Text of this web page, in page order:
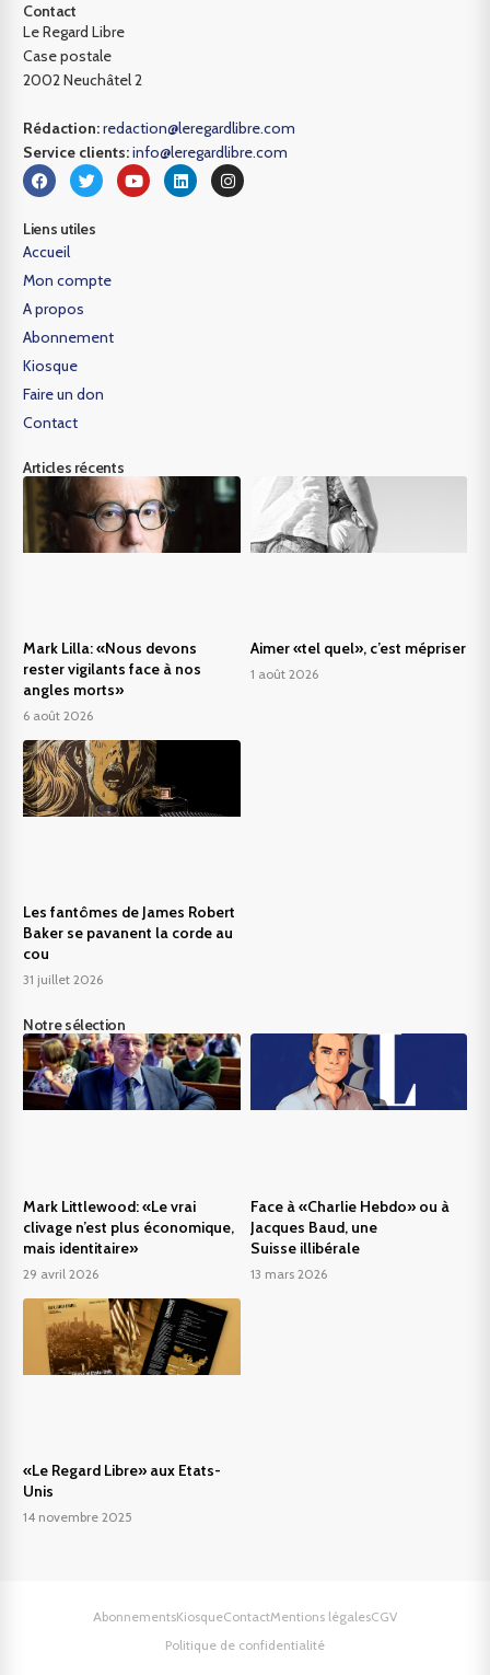
Contact
Le Regard Libre
Case postale
2002 Neuchâtel 2
Rédaction:redaction@leregardlibre.com
Service clients:info@leregardlibre.com
Liens utiles
Accueil
Mon compte
A propos
Abonnement
Kiosque
Faire un don
Contact
Articles récents
Mark Lilla: «Nous devons
rester vigilants face à nos
angles morts»
6 août 2026
Aimer «tel quel», c’est mépriser
1 août 2026
Les fantômes de James Robert
Baker se pavanent la corde au
cou
31 juillet 2026
Notre sélection
Mark Littlewood: «Le vrai
clivage n’est plus économique,
mais identitaire»
29 avril 2026
Face à «Charlie Hebdo» ou à
Jacques Baud, une
Suisse illibérale
13 mars 2026
«Le Regard Libre» aux Etats-
Unis
14 novembre 2025
AbonnementsKiosqueContactMentions légalesCGV
Politique de confidentialité